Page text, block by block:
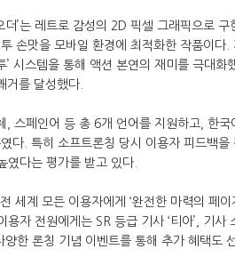
’는 레트로 감성의 2D 픽셀 그래픽으로 구
손맛을 모바일 환경에 최적화한 작품이다.
’ 시스템을 통해 액션 본연의 재미를 극대화
거를 달성했다.
스페인어 등 총 6개 언어를 지원하고, 한국
다. 특히 소프트론칭 당시 이용자 피드백을
였다는 평가를 받고 있다.
세계 모든 이용자에게 ‘완전한 마력의 페이
자 전원에게는 SR 등급 기사 ‘티아’, 기사
한 론칭 기념 이벤트를 통해 추가 혜택도